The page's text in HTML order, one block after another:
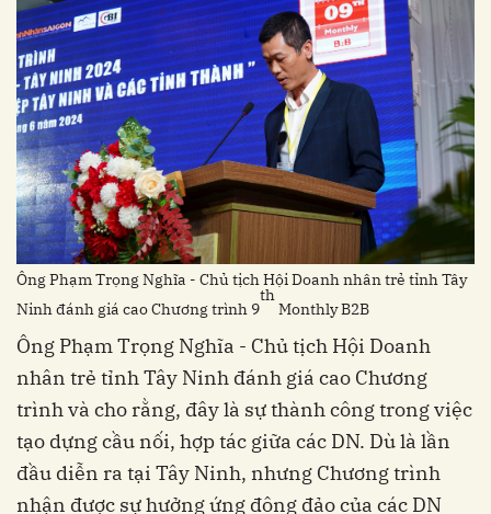
Ông Phạm Trọng Nghĩa - Chủ tịch Hội Doanh nhân trẻ tỉnh Tây
Ninh đánh giá cao Chương trình 9
th
Monthly B2B
Ông Phạm Trọng Nghĩa - Chủ tịch Hội Doanh
nhân trẻ tỉnh Tây Ninh đánh giá cao Chương
trình và cho rằng, đây là sự thành công trong việc
tạo dựng cầu nối, hợp tác giữa các DN. Dù là lần
đầu diễn ra tại Tây Ninh, nhưng Chương trình
nhận được sự hưởng ứng đông đảo của các DN